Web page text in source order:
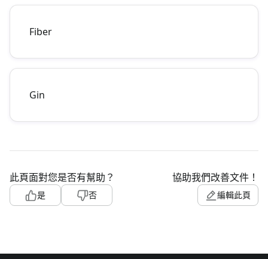
Fiber
Gin
此頁面對您是否有幫助？
是 否
協助我們改善文件！
編輯此頁